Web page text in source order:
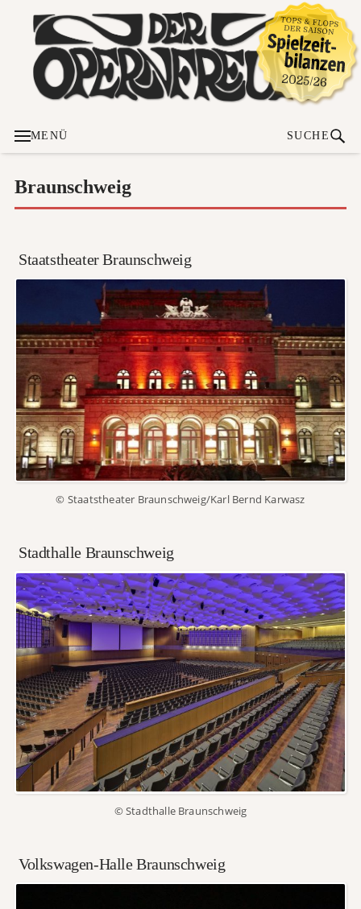
MENÜ SUCHE
Braunschweig
© Staatstheater Braunschweig/Karl Bernd Karwasz
Staatstheater Braunschweig
© Stadthalle Braunschweig
Stadthalle Braunschweig
Volkswagen-Halle Braunschweig